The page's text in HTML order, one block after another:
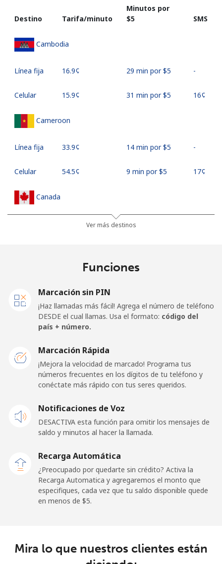
Destino Tarifa/minuto
Minutos por
⁦$5⁩
SMS
Cambodia
Línea fija ⁦16.9¢⁩ 29 min por ⁦$5⁩ -
Celular ⁦15.9¢⁩ 31 min por ⁦$5⁩ ⁦16¢⁩
Cameroon
Línea fija ⁦33.9¢⁩ 14 min por ⁦$5⁩ -
Celular ⁦54.5¢⁩ 9 min por ⁦$5⁩ ⁦17¢⁩
Canada
333 min por ⁦$5⁩
⁦39.5¢⁩ 12 min por ⁦$5⁩ ⁦16¢⁩
Línea fija ⁦23.5¢⁩ 21 min por ⁦$5⁩
⁦25.5¢⁩ 19 min por ⁦$5⁩
Cayman Islands
Celular ⁦27.5¢⁩
Central African Republic
Ver más destinos
Funciones
Marcación sin PIN
¡Haz llamadas más fácil! Agrega el número de teléfono
DESDE el cual llamas. Usa el formato: código del
país + número.
Marcación Rápida
¡Mejora la velocidad de marcado! Programa tus
números frecuentes en los dígitos de tu teléfono y
conéctate más rápido con tus seres queridos.
Notificaciones de Voz
DESACTIVA esta función para omitir los mensajes de
saldo y minutos al hacer la llamada.
Recarga Automática
¿Preocupado por quedarte sin crédito? Activa la
Recarga Automatica y agregaremos el monto que
especifiques, cada vez que tu saldo disponible quede
en menos de ⁦$5⁩.
Mira lo que nuestros clientes están